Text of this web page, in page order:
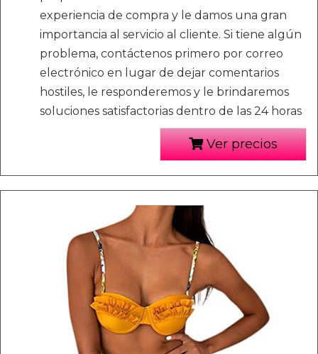
experiencia de compra y le damos una gran
importancia al servicio al cliente. Si tiene algún
problema, contáctenos primero por correo
electrónico en lugar de dejar comentarios
hostiles, le responderemos y le brindaremos
soluciones satisfactorias dentro de las 24 horas
Ver precios